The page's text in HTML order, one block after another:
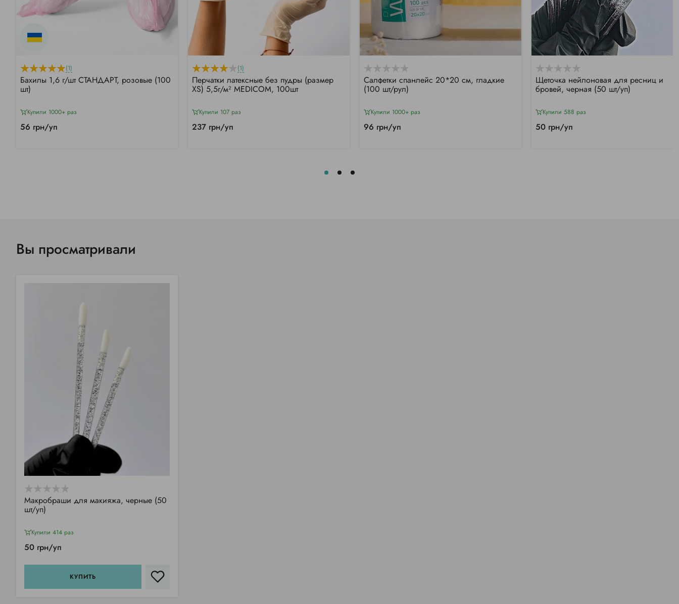
(1)
Бахилы 1,6 г/шт СТАНДАРТ, розовые (100
шт)
Купили 1000+ раз
56 грн/уп
(1)
Перчатки латексные без пудры (размер
XS) 5,5г/м² MEDICOM, 100шт
Купили 107 раз
237 грн/уп
Салфетки спанлейс 20*20 см, гладкие
(100 шт/рул)
Купили 1000+ раз
96 грн/уп
Щеточка нейлоновая для ресниц и
бровей, черная (50 шт/уп)
Купили 588 раз
50 грн/уп
Вы просматривали
Макробраши для макияжа, черные (50
шт/уп)
Купили 414 раз
50 грн/уп
КУПИТЬ